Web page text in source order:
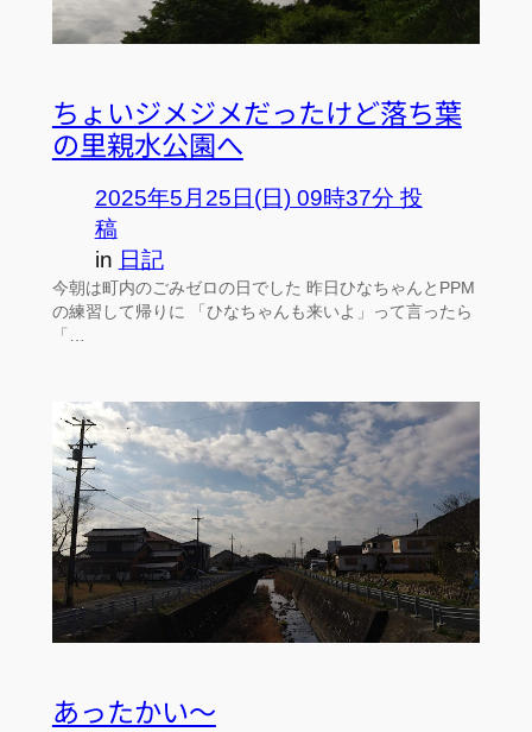
ちょいジメジメだったけど落ち葉
の里親水公園へ
2025年5月25日(日) 09時37分 投
稿
in 日記
今朝は町内のごみゼロの日でした 昨日ひなちゃんとPPM
の練習して帰りに 「ひなちゃんも来いよ」って言ったら
「…
あったかい～